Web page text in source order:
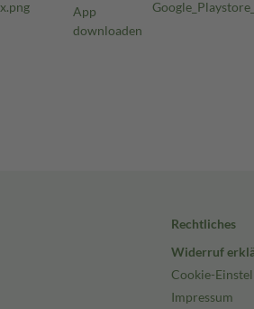
Rechtliches
Widerruf
Cookie-
Impressum